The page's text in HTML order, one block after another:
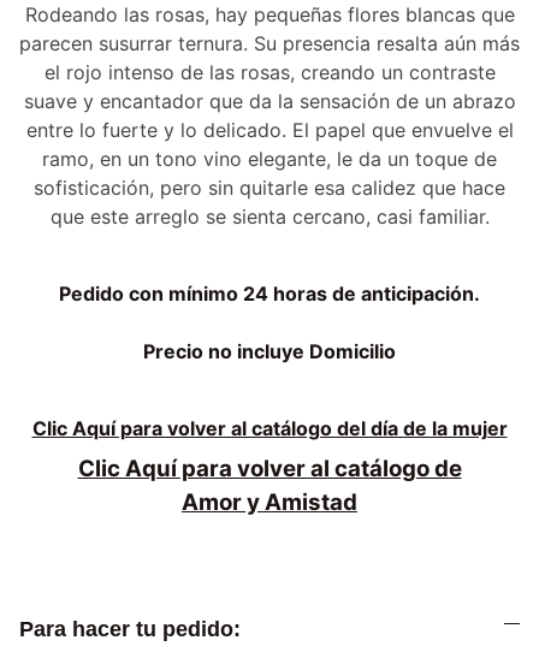
Rodeando las rosas, hay pequeñas flores blancas que
parecen susurrar ternura. Su presencia resalta aún más
el rojo intenso de las rosas, creando un contraste
suave y encantador que da la sensación de un abrazo
entre lo fuerte y lo delicado. El papel que envuelve el
ramo, en un tono vino elegante, le da un toque de
sofisticación, pero sin quitarle esa calidez que hace
que este arreglo se sienta cercano, casi familiar.
Pedido con mínimo 24 horas de anticipación.
Precio no incluye Domicilio
Clic Aquí para volver al catálogo del día de la mujer
Clic Aquí para volver al catálogo de
Amor y Amistad
Para hacer tu pedido: